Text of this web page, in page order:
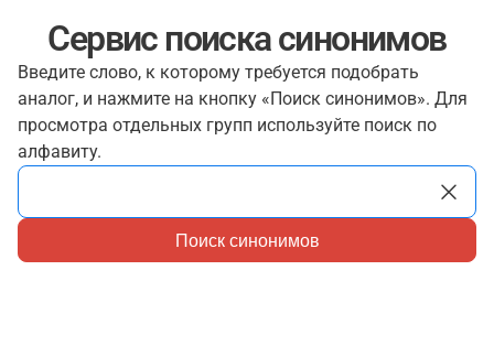
Сервис поиска синонимов
Введите слово, к которому требуется подобрать
аналог, и нажмите на кнопку «Поиск синонимов». Для
просмотра отдельных групп используйте поиск по
алфавиту.
Поиск синонимов